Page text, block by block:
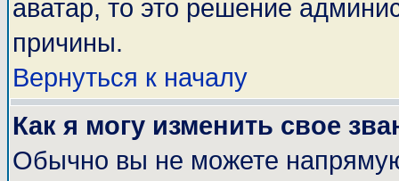
аватар, то это решение
причины.
Вернуться к началу
Как я могу изменить свое
Обычно вы не можете